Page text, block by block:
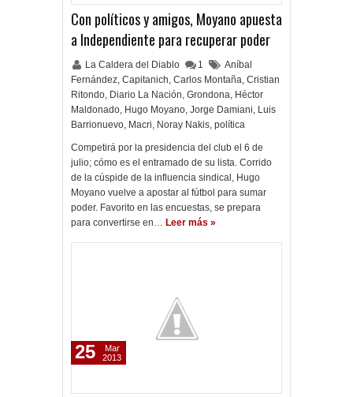
Con políticos y amigos, Moyano apuesta
a Independiente para recuperar poder
La Caldera del Diablo 1
Aníbal
Fernández, Capitanich, Carlos Montaña, Cristian
Ritondo, Diario La Nación, Grondona, Héctor
Maldonado, Hugo Moyano, Jorge Damiani, Luis
Barrionuevo, Macri, Noray Nakis, política
Competirá por la presidencia del club el 6 de
julio; cómo es el entramado de su lista. Corrido
de la cúspide de la influencia sindical, Hugo
Moyano vuelve a apostar al fútbol para sumar
poder. Favorito en las encuestas, se prepara
para convertirse en… Leer más »
25
Mar
2013